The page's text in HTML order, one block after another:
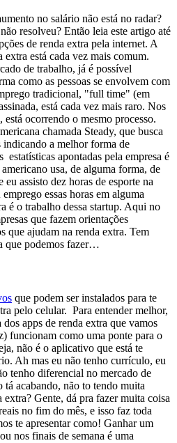
no salário não está no radar?
resolveu? Então leia este artigo até
de renda extra pela internet. A
está cada vez mais comum.
de trabalho, já é possível
como as pessoas se envolvem com
tradicional, "full time" (em
está cada vez mais raro. Nos
ocorrendo o mesmo processo.
chamada Steady, que busca
indicando a melhor forma de
estatísticas apontadas pela empresa é
usa, de alguma forma, de
eu assisto dez horas de esporte na
essas horas em alguma
é o trabalho dessa startup. Aqui no
que fazem orientações
que ajudam na renda extra. Tem
que podemos fazer…
que podem ser instalados para te
pelo celular. Para entender melhor,
apps de renda extra que vamos
funcionam como uma ponte para o
não é o aplicativo que está te
Ah mas eu não tenho currículo, eu
tenho diferencial no mercado de
acabando, não to tendo muita
extra? Gente, dá pra fazer muita coisa
no fim do mês, e isso faz toda
te apresentar como! Ganhar um
nos finais de semana é uma